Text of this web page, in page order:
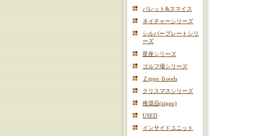
バレット&スマイス
ネイチャーシリーズ
シルバープレートシリ
ーズ
星座シリーズ
ゴルフ場シリーズ
Ｚippo Ｇoods
クリスマスシリーズ
推奨品(zippo)
USED
インサイドユニット